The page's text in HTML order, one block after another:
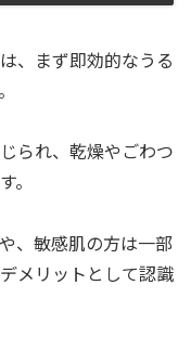
、まず即効的なうる
られ、乾燥やごわつ
。
、敏感肌の方は一部
メリットとして認識